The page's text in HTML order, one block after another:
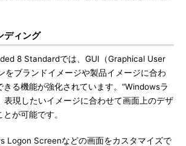
ディング
8 Standardでは、GUI（Graphical User
をブランドイメージや製品イメージに合わ
る機能が強化されています。“Windowsラ
表現したいイメージに合わせて画面上のデザ
が可能です。
Logon Screenなどの画面をカスタマイズで